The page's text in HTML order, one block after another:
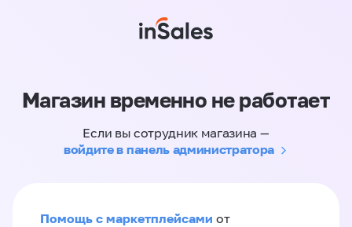
Магазин временно не работает
Если вы сотрудник магазина —
войдите в панель администратора
Помощь с маркетплейсами от